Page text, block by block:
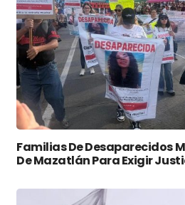
Familias De Desaparecidos
De Mazatlán Para Exigir